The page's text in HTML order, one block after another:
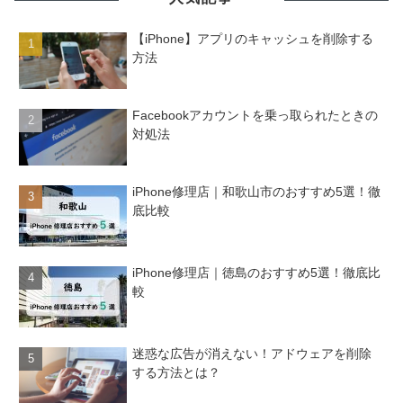
【iPhone】アプリのキャッシュを削除する
方法
Facebookアカウントを乗っ取られたときの
対処法
iPhone修理店｜和歌山市のおすすめ5選！徹
底比較
iPhone修理店｜徳島のおすすめ5選！徹底比
較
迷惑な広告が消えない！アドウェアを削除
する方法とは？